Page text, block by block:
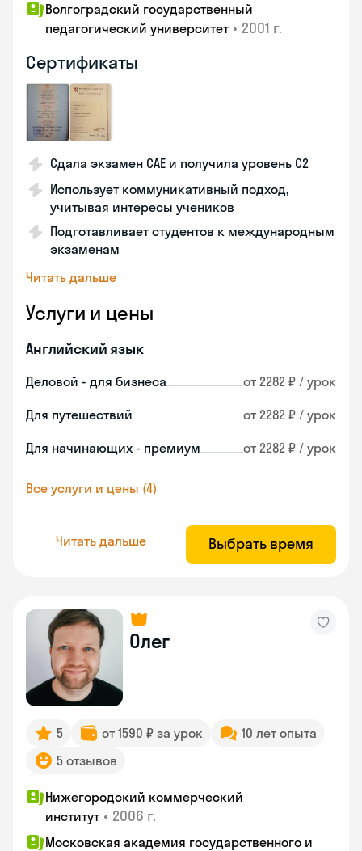
Волгоградский государственный
педагогический университет • 2001 г.
Сертификаты
Сдала экзамен CAE и получила уровень С2
Использует коммуникативный подход,
учитывая интересы учеников
Подготавливает студентов к международным
экзаменам
Читать дальше
Услуги и цены
Английский язык
Деловой - для бизнеса от 2282 ₽ / урок
Для путешествий от 2282 ₽ / урок
Для начинающих - премиум от 2282 ₽ / урок
Все услуги и цены (4)
Читать дальше Выбрать время
Олег
5 от 1590 ₽ за урок
10 лет опыта
5 отзывов
Нижегородский коммерческий
институт • 2006 г.
Московская академия государственного и